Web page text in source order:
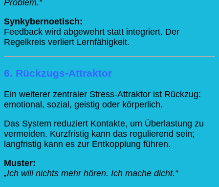
Problem.“
Synkybernoetisch:
Feedback wird abgewehrt statt integriert. Der
Regelkreis verliert Lernfähigkeit.
6. Rückzugs-Attraktor
Ein weiterer zentraler Stress-Attraktor ist Rückzug:
emotional, sozial, geistig oder körperlich.
Das System reduziert Kontakte, um Überlastung zu
vermeiden. Kurzfristig kann das regulierend sein;
langfristig kann es zur Entkopplung führen.
Muster:
„Ich will nichts mehr hören. Ich mache dicht.“